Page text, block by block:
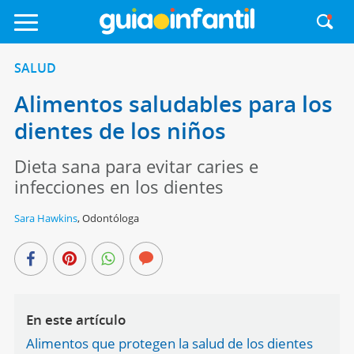
SALUD
Alimentos saludables para los
dientes de los niños
Dieta sana para evitar caries e
infecciones en los dientes
Sara Hawkins,Odontóloga
En este artículo
Alimentos que protegen la salud de los dientes